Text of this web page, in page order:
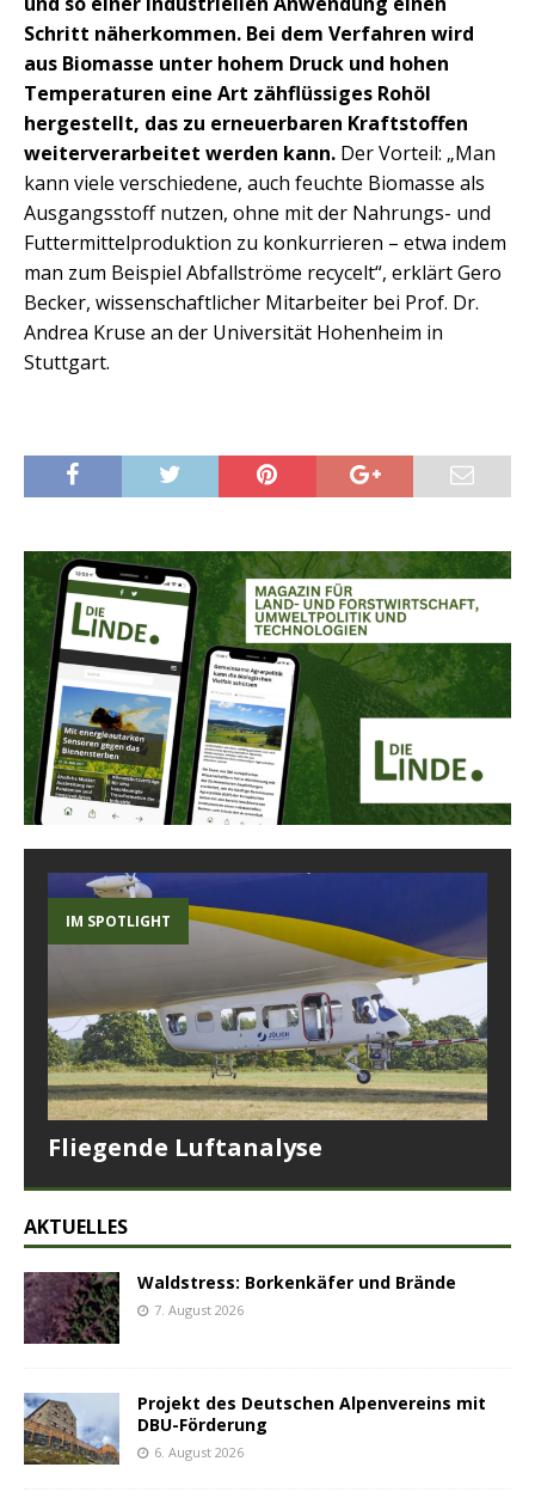
Schritt näherkommen. Bei dem Verfahren wird
aus Biomasse unter hohem Druck und hohen
Temperaturen eine Art zähflüssiges Rohöl
hergestellt, das zu erneuerbaren Kraftstoffen
weiterverarbeitet werden kann. Der Vorteil: „Man
kann viele verschiedene, auch feuchte Biomasse als
Ausgangsstoff nutzen, ohne mit der Nahrungs- und
Futtermittelproduktion zu konkurrieren – etwa indem
man zum Beispiel Abfallströme recycelt“, erklärt Gero
Becker, wissenschaftlicher Mitarbeiter bei Prof. Dr.
Andrea Kruse an der Universität Hohenheim in
Stuttgart.
IM SPOTLIGHT
Fliegende Luftanalyse
AKTUELLES
Waldstress: Borkenkäfer und Brände
7. August 2026
Projekt des Deutschen Alpenvereins mit
DBU-Förderung
6. August 2026